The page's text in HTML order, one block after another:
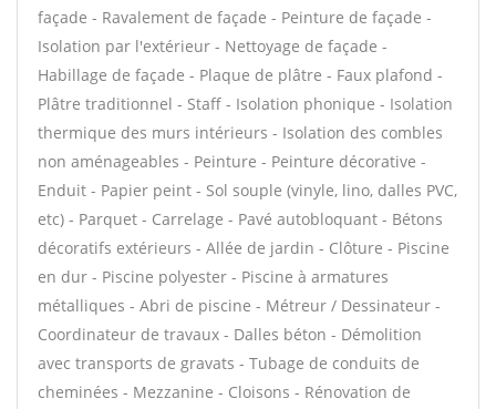
façade - Ravalement de façade - Peinture de façade -
Isolation par l'extérieur - Nettoyage de façade -
Habillage de façade - Plaque de plâtre - Faux plafond -
Plâtre traditionnel - Staff - Isolation phonique - Isolation
thermique des murs intérieurs - Isolation des combles
non aménageables - Peinture - Peinture décorative -
Enduit - Papier peint - Sol souple (vinyle, lino, dalles PVC,
etc) - Parquet - Carrelage - Pavé autobloquant - Bétons
décoratifs extérieurs - Allée de jardin - Clôture - Piscine
en dur - Piscine polyester - Piscine à armatures
métalliques - Abri de piscine - Métreur / Dessinateur -
Coordinateur de travaux - Dalles béton - Démolition
avec transports de gravats - Tubage de conduits de
cheminées - Mezzanine - Cloisons - Rénovation de